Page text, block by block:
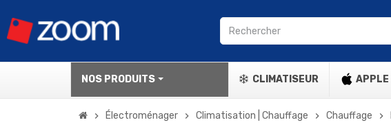
NOS PRODUITS CLIMATISEUR APPLE
chevron_right Électroménager chevron_right Climatisation | Chauffage chevron_right Chauffage chevron_right